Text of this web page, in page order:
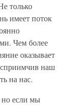
только
имеет поток
Чем более
оказывает
наш
на нас.
но если мы